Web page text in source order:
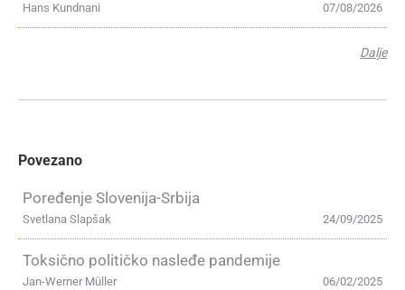
07/08/2026
Hans Kundnani
Dalje
Povezano
Poređenje Slovenija-Srbija
24/09/2025
Svetlana Slapšak
Toksično političko nasleđe pandemije
06/02/2025
Jan-Werner Müller